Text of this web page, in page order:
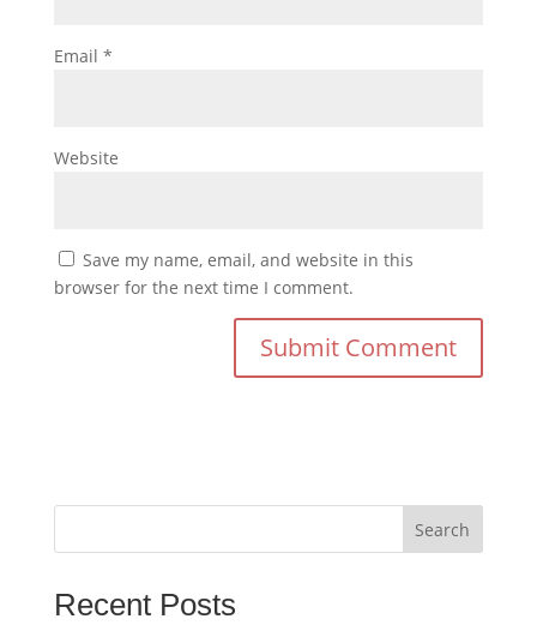
Email *
Website
Save my name, email, and website in this
browser for the next time I comment.
Search
Recent Posts